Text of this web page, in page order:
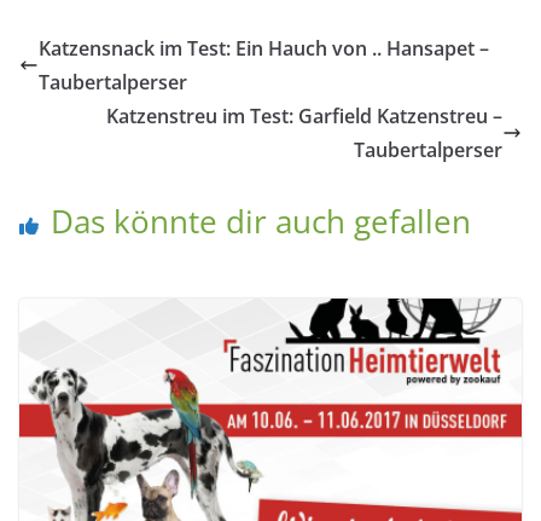
Katzensnack im Test: Ein Hauch von .. Hansapet –
Taubertalperser
Katzenstreu im Test: Garfield Katzenstreu –
Taubertalperser
Das könnte dir auch gefallen